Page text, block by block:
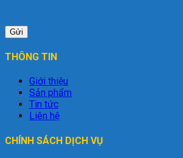
THÔNG TIN
Giới thiệu
Sản phẩm
Tin tức
Liên hệ
CHÍNH SÁCH DỊCH VỤ